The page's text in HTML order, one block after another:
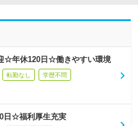
☆年休120日☆働きやすい環境
転勤なし 学歴不問
日☆福利厚生充実